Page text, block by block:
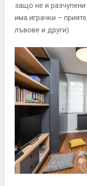
защо не и
има играчки –
лъвове и други).